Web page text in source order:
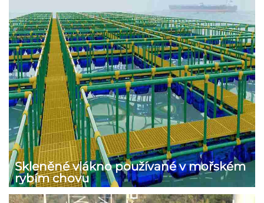
Skleněné vlákno používané v mořském
rybím chovu